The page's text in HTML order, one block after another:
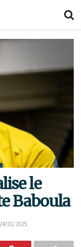
le
Baboula
24/01/2025